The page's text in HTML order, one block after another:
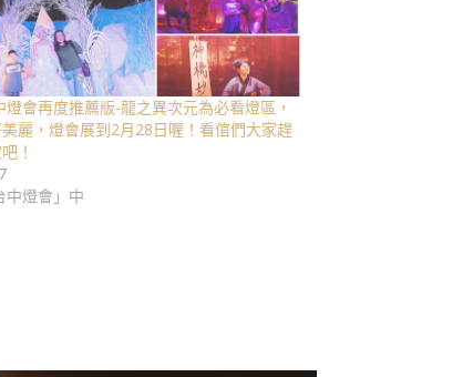
燈會再度推薦版-龍之異次元為必看燈區，
麗，燈會展到2月28日喔！看倌們大家趕
！
中燈會」中